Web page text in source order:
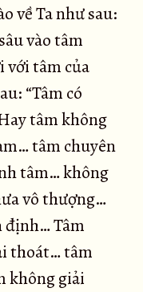
về Ta như sau:
vào tâm
với tâm của
“Tâm có
tâm không
tâm chuyên
tâm… không
vô thượng…
định… Tâm
thoát… tâm
không giải